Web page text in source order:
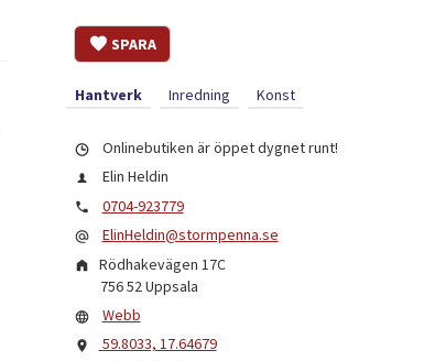
SPARA
Hantverk Inredning Konst
Onlinebutiken är öppet dygnet runt!
Elin Heldin
0704-923779
ElinHeldin@stormpenna.se
Rödhakevägen 17C
756 52 Uppsala
Webb
59.8033, 17.64679